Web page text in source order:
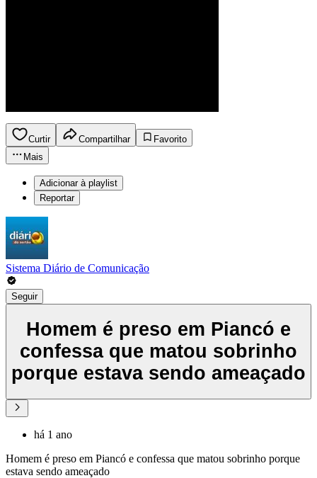
Curtir Compartilhar
Favorito
Mais
Adicionar à playlist
Reportar
Sistema Diário de Comunicação
Seguir
Homem é preso em Piancó e
confessa que matou sobrinho
porque estava sendo ameaçado
há 1 ano
Homem é preso em Piancó e confessa que matou sobrinho porque
estava sendo ameaçado